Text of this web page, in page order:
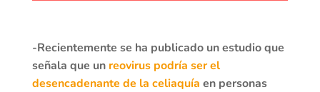
-Recientemente se ha publicado un estudio que
señala que un reovirus podría ser el
desencadenante de la celiaquía en personas